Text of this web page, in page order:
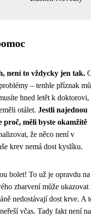
není to vždycky jen tak.
– tenhle příznak
hned letět k doktorovi,
otálet. Jestli najednou
proč, měli byste okamžitě
že něco není v
krev nemá dost kyslíku.
bolet! To už je opravdu na
zbarvení může ukazovat
nedostávají dost krve. A
včas. Tady fakt není na